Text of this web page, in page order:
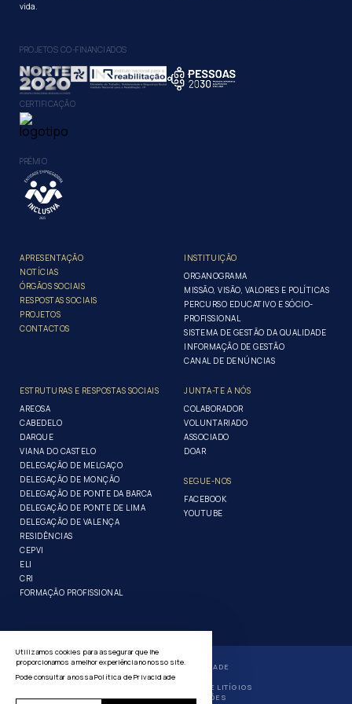
vida.
PROJETOS CO-FINANCIADOS
CERTIFICAÇÃO
PRÉMIO
APRESENTAÇÃO
NOTÍCIAS
ÓRGÃOS SOCIAIS
RESPOSTAS SOCIAIS
PROJETOS
CONTACTOS
INSTITUIÇÃO
ORGANOGRAMA
MISSÃO, VISÃO, VALORES E POLÍTICAS
PERCURSO EDUCATIVO E SÓCIO-
PROFISSIONAL
SISTEMA DE GESTÃO DA QUALIDADE
INFORMAÇÃO DE GESTÃO
CANAL DE DENÚNCIAS
ESTRUTURAS E RESPOSTAS SOCIAIS
AREOSA
CABEDELO
DARQUE
VIANA DO CASTELO
DELEGAÇÃO DE MELGAÇO
DELEGAÇÃO DE MONÇÃO
DELEGAÇÃO DE PONTE DA BARCA
DELEGAÇÃO DE PONTE DE LIMA
DELEGAÇÃO DE VALENÇA
RESIDÊNCIAS
CEPVI
ELI
CRI
FORMAÇÃO PROFISSIONAL
JUNTA-TE A NÓS
COLABORADOR
VOLUNTARIADO
ASSOCIADO
DOAR
SEGUE-NOS
FACEBOOK
YOUTUBE
POLÍTICA DE PRIVACIDADE
GERIR COOKIES
RESOLUÇÃO ALTERNATIVA DE LITÍGIOS
LIVRO DE RECLAMAÇÕES
Utilizamos cookies para assegurar que lhe
proporcionamos a melhor experiência no nosso site.
Pode consultar a nossaPolítica de Privacidade